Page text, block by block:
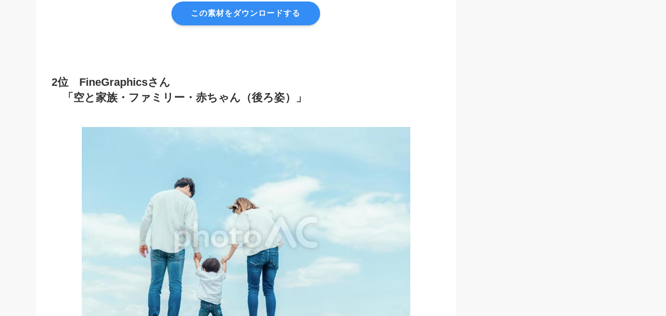
この素材をダウンロードする
2位 FineGraphicsさん
「空と家族・ファミリー・赤ちゃん（後ろ姿）」